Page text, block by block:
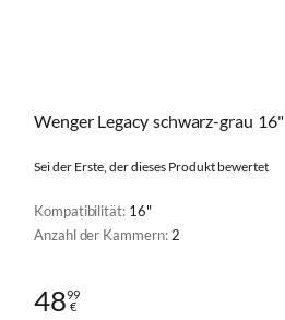
Wenger Legacy schwarz-grau 16"
Sei der Erste, der dieses Produkt bewertet
Kompatibilität: 16"
Anzahl der Kammern:2
4899
€